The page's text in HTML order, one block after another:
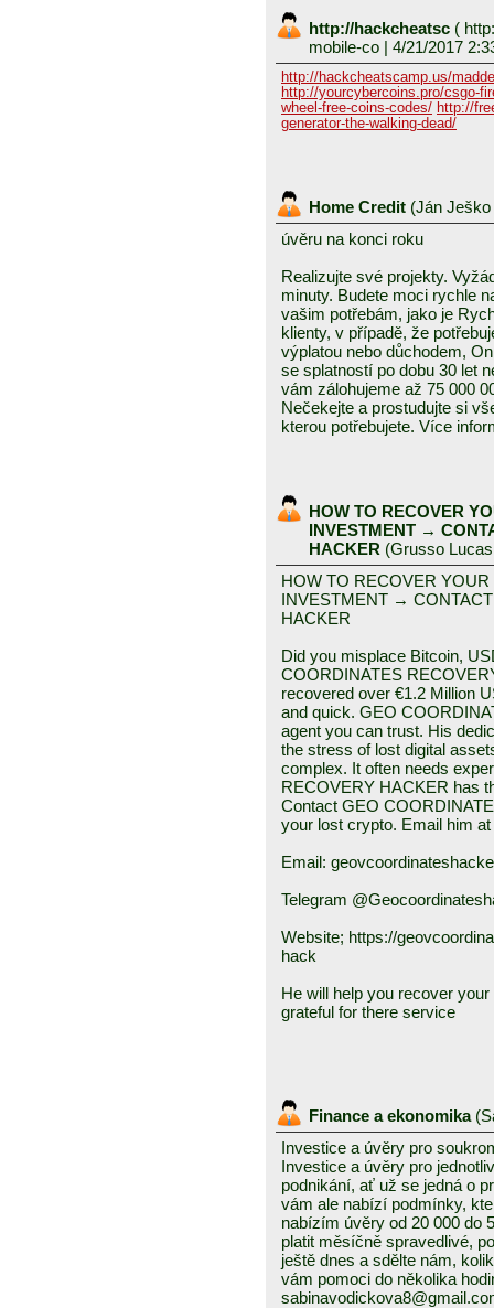
http://hackcheatsc (
mobile-co | 4/21/2017
http://hackcheatscamp.us/
http://yourcybercoins.pro/csgo-
wheel-free-coins-codes/ http://
generator-the-walking-dead/
Home Credit (Ján Ješko
úvěru na konci roku
Realizujte své projekty.
minuty. Budete moci rychle
vašim potřebám, jako je
klienty, v případě, že
výplatou nebo důchodem,
se splatností po dobu 30 let
vám zálohujeme až 75 000
Nečekejte a prostudujte si
kterou potřebujete. Více
HOW TO RECOVER
INVESTMENT →
HACKER (Grusso Lucas
HOW TO RECOVER
INVESTMENT →
HACKER
Did you misplace Bitcoin,
COORDINATES
recovered over €1.2 Million
and quick. GEO
agent you can trust. His
the stress of lost digital
complex. It often needs
RECOVERY HACKER has
Contact GEO
your lost crypto. Email him at
Email:
Telegram
Website; https://
hack
He will help you recover
grateful for there service
Finance a ekonomika (
Investice a úvěry pro
Investice a úvěry pro
podnikání, ať už se jedná o
vám ale nabízí podmínky,
nabízím úvěry od 20 000 do
platit měsíčně spravedlivé,
ještě dnes a sdělte nám,
vám pomoci do několika